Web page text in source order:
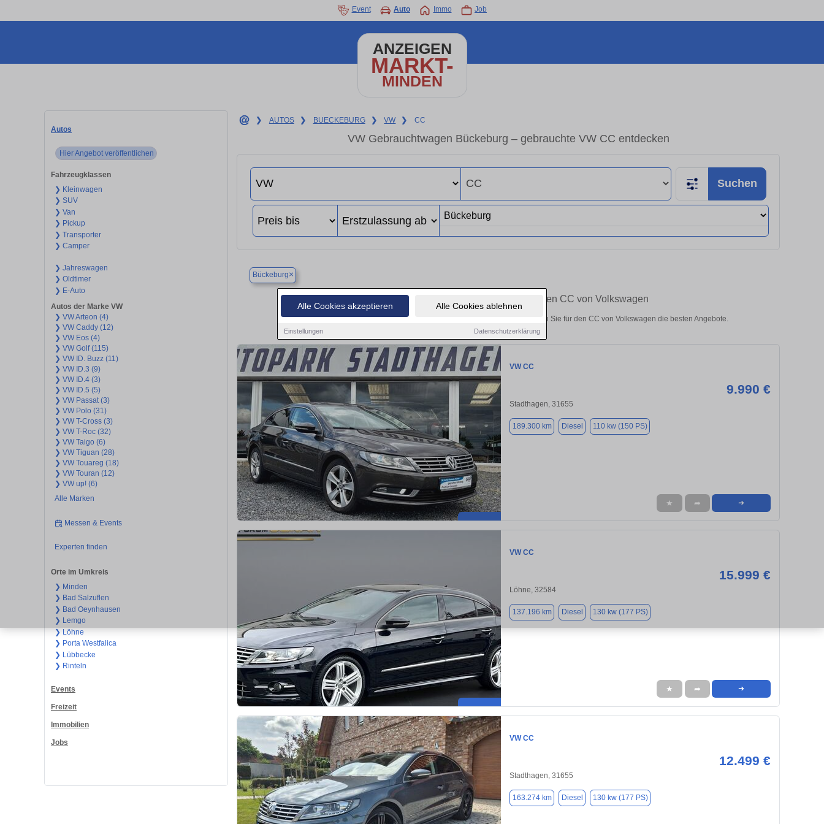
Alle Cookies akzeptieren Alle Cookies ablehnen
Einstellungen Datenschutzerklärung
Event Auto Immo Job
ANZEIGEN
MARKT-
MINDEN
Autos
Hier Angebot veröffentlichen
Fahrzeugklassen
❯ Kleinwagen
❯ SUV
❯ Van
❯ Pickup
❯ Transporter
❯ Camper
❯ Jahreswagen
❯ Oldtimer
❯ E-Auto
Autos der Marke VW
❯ VW Arteon (4)
❯ VW Caddy (12)
❯ VW Eos (4)
❯ VW Golf (115)
❯ VW ID. Buzz (11)
❯ VW ID.3 (9)
❯ VW ID.4 (3)
❯ VW ID.5 (5)
❯ VW Passat (3)
❯ VW Polo (31)
❯ VW T-Cross (3)
❯ VW T-Roc (32)
❯ VW Taigo (6)
❯ VW Tiguan (28)
❯ VW Touareg (18)
❯ VW Touran (12)
❯ VW up! (6)
Alle Marken
Messen & Events
Experten finden
Orte im Umkreis
❯ Minden
❯ Bad Salzuflen
❯ Bad Oeynhausen
❯ Lemgo
❯ Löhne
❯ Porta Westfalica
❯ Lübbecke
❯ Rinteln
Events
Freizeit
Immobilien
Jobs
❯ AUTOS ❯ BUECKEBURG ❯ VW ❯ CC
VW Gebrauchtwagen Bückeburg – gebrauchte VW CC entdecken
Suchen
Bückeburg×
Finden Sie in Bückeburg Ihren gebrauchten CC von Volkswagen
Entdecken Sie in Bückeburg gebrauchte VW CC Gebrauchtwagen. Hier finden Sie für den CC von Volkswagen die besten Angebote.
VW CC
9.990 €
Stadthagen, 31655
189.300 km Diesel 110 kw (150 PS)
★ ➦ ➜
VW CC
15.999 €
Löhne, 32584
137.196 km Diesel 130 kw (177 PS)
★ ➦ ➜
VW CC
12.499 €
Stadthagen, 31655
163.274 km Diesel 130 kw (177 PS)